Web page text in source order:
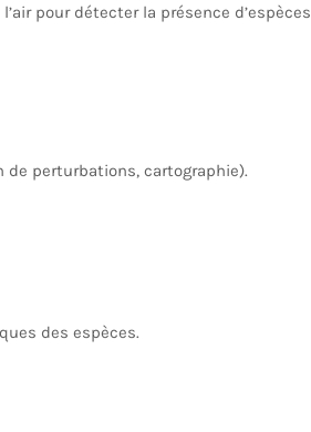
pour détecter la présence d’espèces
perturbations, cartographie).
des espèces.